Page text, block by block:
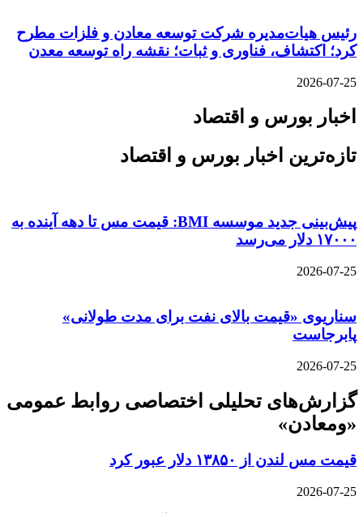
رئیس هیات‌مدیره شرکت توسعه معادن و فلزات مطرح
کرد؛ اکتشاف، فناوری و ثبات؛ نقشه راه توسعه معدن
2026-07-25
اخبار بورس و اقتصاد
تازه‌ترین اخبار بورس و اقتصاد
پیش‌بینی جدید موسسه BMI: قیمت مس تا دهه آینده به
۱۷۰۰۰ دلار می‌رسد
2026-07-25
سناریوی «قیمت بالای نفت برای مدت طولانی»
پابرجاست
2026-07-25
گزارش‌های تحلیلی اختصاصی روابط عمومی
«ومعادن»
قیمت مس لندن از ۱۳۸۵۰ دلار عبور کرد
2026-07-25